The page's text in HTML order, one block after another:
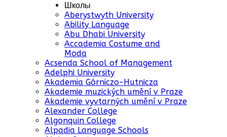
Школы
Aberystwyth University
Ability Language
Abu Dhabi University
Accademia Costume and
Moda
Acsenda School of Management
Adelphi University
Akademia Górniczo-Hutnicza
Akademie muzických umění v Praze
Akademie vyvtarných umění v Praze
Alexander College
Algonquin College
Alpadia Language Schools